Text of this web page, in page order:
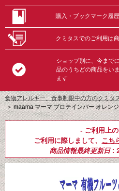
購入・ブックマーク履
クミタスでのご利用は
ショップ別に、今まで
品のうちどの商品をい
ます
食物アレルギー、食事制限中の方のクミタ
＞maama マーマ プロテインバー オレン
- ご利用上
ご利用に際しまして、 こち
商品情報最終更新日: